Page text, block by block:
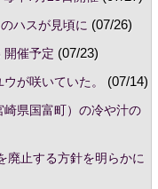
ハスが見頃に (07/26)
催予定 (07/23)
が咲いていた。
(07/14)
県国富町）の冷や汁の
廃止する方針を明らかに